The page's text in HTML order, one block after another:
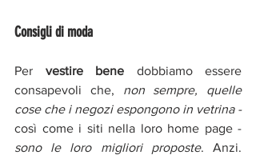
Consigli di moda
Per vestire bene dobbiamo essere
consapevoli che, non sempre, quelle
cose che i negozi espongono in vetrina -
sono le loro migliori proposte